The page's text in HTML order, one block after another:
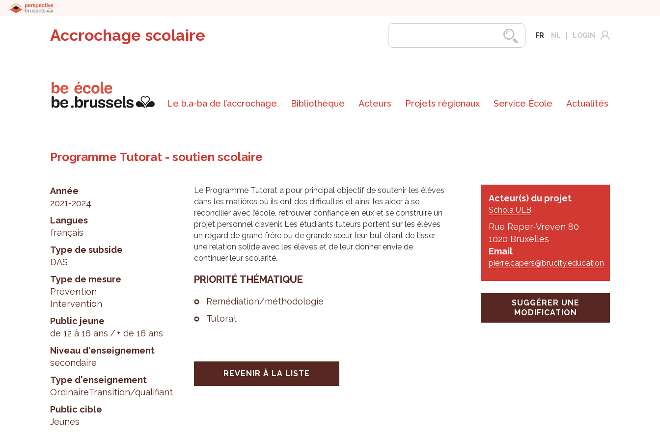
Accrochage scolaire FR NL LOGIN
Le b.a-ba de l’accrochage Bibliothèque Acteurs Projets régionaux Service École Actualités
Programme Tutorat - soutien scolaire
Année
2021-2024
Langues
français
Type de subside
DAS
Type de mesure
Prévention
Intervention
Public jeune
de 12 à 16 ans
+ de 16 ans
Niveau d'enseignement
secondaire
Type d'enseignement
OrdinaireTransition/qualifiant
Public cible
Jeunes
Acteur(s) du projet
Schola ULB
Rue Reper-Vreven 80
1020 Bruxelles
Email
pierre.capers@brucity.education
SUGGÉRER UNE
MODIFICATION
Le Programme Tutorat a pour principal objectif de soutenir les élèves
dans les matières où ils ont des difficultés et ainsi les aider à se
réconcilier avec l’école, retrouver confiance en eux et se construire un
projet personnel d’avenir. Les étudiants tuteurs portent sur les élèves
un regard de grand frère ou de grande sœur, leur but étant de tisser
une relation solide avec les élèves et de leur donner envie de
continuer leur scolarité.
PRIO­RITÉ THÉ­MA­TIQUE
Remé­dia­tion/métho­do­lo­gie
Tuto­rat
REVENIR À LA LISTE